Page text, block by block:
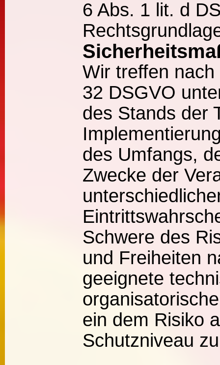
6 Abs. 1 lit. d
Wir treffen
32 DSGVO
des Stands der
des Umfangs,
Zwecke der
Schwere des
und Freiheiten
geeignete
ein dem Risiko
Schutzniveau